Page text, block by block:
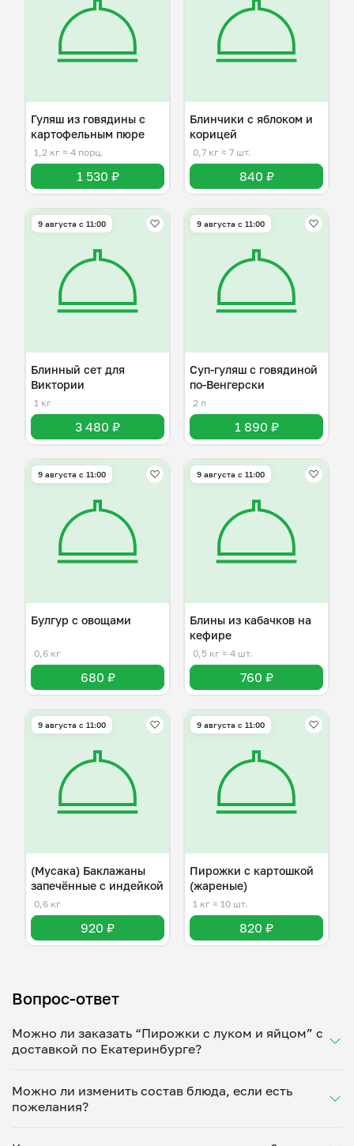
Гуляш из говядины с
картофельным пюре
1,2 кг ≈ 4 порц.
1 530 ₽
Блинчики с яблоком и
корицей
0,7 кг ≈ 7 шт.
840 ₽
9 августа с 11:00
Блинный сет для
Виктории
1 кг
3 480 ₽
9 августа с 11:00
Суп-гуляш с говядиной
по-Венгерски
2 л
1 890 ₽
9 августа с 11:00
Булгур с овощами
0,6 кг
680 ₽
9 августа с 11:00
Блины из кабачков на
кефире
0,5 кг ≈ 4 шт.
760 ₽
9 августа с 11:00
(Мусака) Баклажаны
запечённые с индейкой
0,6 кг
920 ₽
9 августа с 11:00
Пирожки с картошкой
(жареные)
1 кг ≈ 10 шт.
820 ₽
Вопрос-ответ
Можно ли заказать “Пирожки с луком и яйцом” с
доставкой по Екатеринбурге?
Укажите удобное время — и получите свежее
домашнее блюдо в большой порции прямо с плиты.
минут. Статус заказа отслеживайте в личном
Можно ли изменить состав блюда, если есть
пожелания?